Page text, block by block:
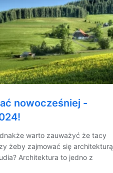
nowocześniej -
warto zauważyć że tacy
żeby zajmować się architekturą
Architektura to jedno z